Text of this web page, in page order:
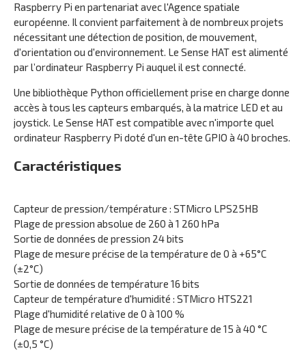
Raspberry Pi en partenariat avec l'Agence spatiale
européenne. Il convient parfaitement à de nombreux projets
nécessitant une détection de position, de mouvement,
d'orientation ou d'environnement. Le Sense HAT est alimenté
par l’ordinateur Raspberry Pi auquel il est connecté.
Une bibliothèque Python officiellement prise en charge donne
accès à tous les capteurs embarqués, à la matrice LED et au
joystick. Le Sense HAT est compatible avec n'importe quel
ordinateur Raspberry Pi doté d'un en-tête GPIO à 40 broches.
Caractéristiques
Capteur de pression/température : STMicro LPS25HB
Plage de pression absolue de 260 à 1 260 hPa
Sortie de données de pression 24 bits
Plage de mesure précise de la température de 0 à +65°C
(±2°C)
Sortie de données de température 16 bits
Capteur de température d'humidité : STMicro HTS221
Plage d'humidité relative de 0 à 100 %
Plage de mesure précise de la température de 15 à 40 °C
(±0,5 °C)